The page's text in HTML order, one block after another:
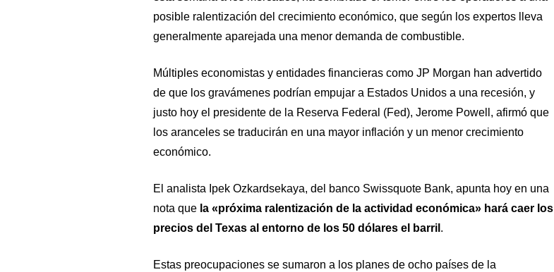
posible ralentización del crecimiento económico, que según los expertos lleva
generalmente aparejada una menor demanda de combustible.
Múltiples economistas y entidades financieras como JP Morgan han advertido
de que los gravámenes podrían empujar a Estados Unidos a una recesión, y
justo hoy el presidente de la Reserva Federal (Fed), Jerome Powell, afirmó que
los aranceles se traducirán en una mayor inflación y un menor crecimiento
económico.
El analista Ipek Ozkardsekaya, del banco Swissquote Bank, apunta hoy en una
nota que la «próxima ralentización de la actividad económica» hará caer los
precios del Texas al entorno de los 50 dólares el barril .
Estas preocupaciones se sumaron a los planes de ocho países de la